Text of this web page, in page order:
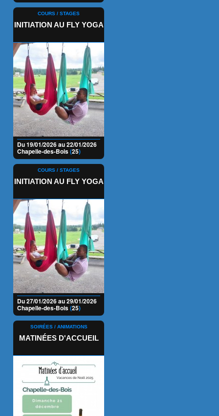
COURS / STAGES
INITIATION AU FLY YOGA
Du 19/01/2026 au 22/01/2026
Chapelle-des-Bois(25)
COURS / STAGES
INITIATION AU FLY YOGA
Du 27/01/2026 au 29/01/2026
Chapelle-des-Bois(25)
SOIRÉES / ANIMATIONS
MATINÉES D'ACCUEIL